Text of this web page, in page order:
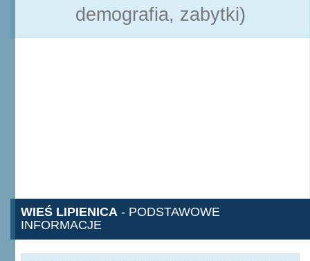
demografia, zabytki)
WIEŚ LIPIENICA - PODSTAWOWE
INFORMACJE